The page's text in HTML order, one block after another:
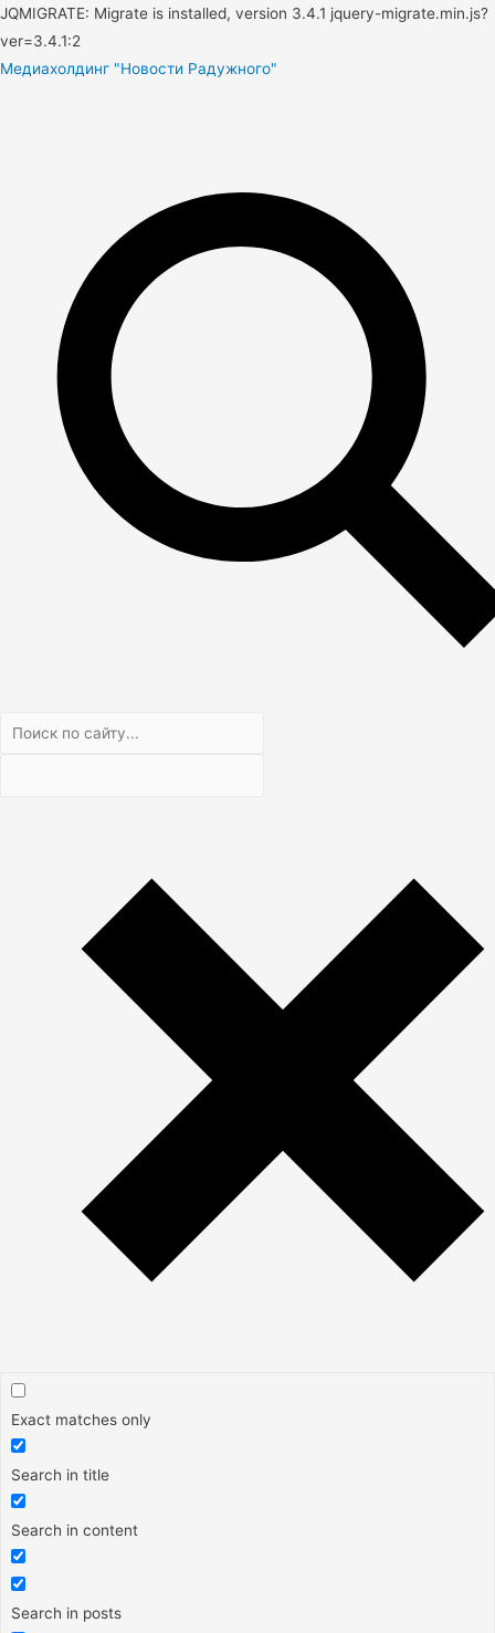
JQMIGRATE: Migrate is installed, version 3.4.1 jquery-migrate.min.js?
ver=3.4.1:2
Медиахолдинг "Новости Радужного"
Exact matches only
Search in title
Search in content
Search in posts